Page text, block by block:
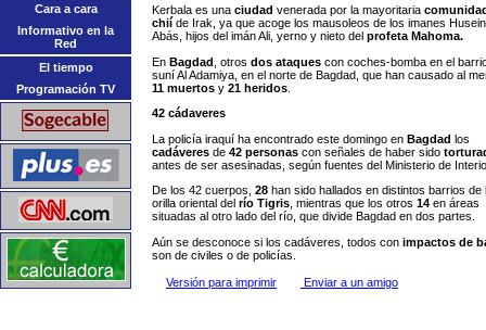
Cara a cara
Informativo en la
Red
El tiempo
Programación TV
Kerbala es una ciudad venerada por la mayoritaria
chií de Irak, ya que acoge los mausoleos de los imanes
Abás, hijos del imán Ali, yerno y nieto del profeta Mahoma.
En Bagdad , otros dos ataques con coches-bomba en el
suní Al Adamiya, en el norte de Bagdad, que han causado al
11 muertos y 21 heridos
42 cádaveres
La policía iraquí ha encontrado este domingo en Bagdad los
cadáveres de 42 personas con señales de haber sido
antes de ser asesinadas, según fuentes del Ministerio de
De los 42 cuerpos, 28 han sido hallados en distintos barrios de
orilla oriental del río Tigris , mientras que los otros 14 en áreas
situadas al otro lado del río, que divide Bagdad en dos partes.
Aún se desconoce si los cadáveres, todos con impactos de
son de civiles o de policías.
Versión para imprimir Enviar a un amigo